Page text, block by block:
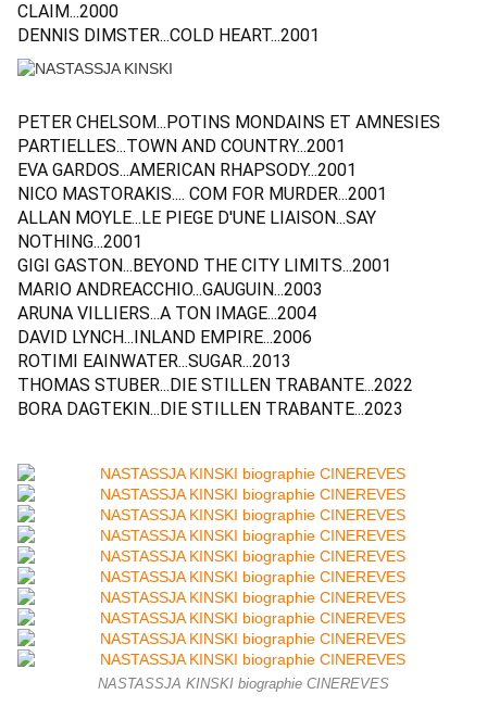
CLAIM...2000
DENNIS DIMSTER...COLD HEART...2001
PETER CHELSOM...POTINS MONDAINS ET AMNESIES
PARTIELLES...TOWN AND COUNTRY...2001
EVA GARDOS...AMERICAN RHAPSODY...2001
NICO MASTORAKIS.... COM FOR MURDER...2001
ALLAN MOYLE...LE PIEGE D'UNE LIAISON...SAY
NOTHING...2001
GIGI GASTON...BEYOND THE CITY LIMITS...2001
MARIO ANDREACCHIO...GAUGUIN...2003
ARUNA VILLIERS...A TON IMAGE...2004
DAVID LYNCH...INLAND EMPIRE...2006
ROTIMI EAINWATER...SUGAR...2013
THOMAS STUBER...DIE STILLEN TRABANTE...2022
BORA DAGTEKIN...DIE STILLEN TRABANTE...2023
NASTASSJA KINSKI biographie CINEREVES